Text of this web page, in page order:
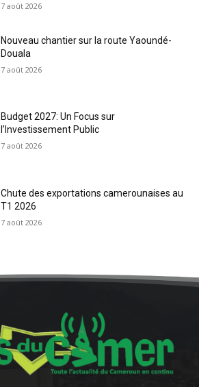
7 août 2026
Nouveau chantier sur la route Yaoundé-
Douala
7 août 2026
Budget 2027: Un Focus sur
l’Investissement Public
7 août 2026
Chute des exportations camerounaises au
T1 2026
7 août 2026